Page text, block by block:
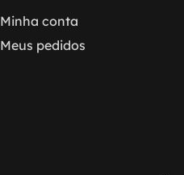
Minha conta
Meus pedidos